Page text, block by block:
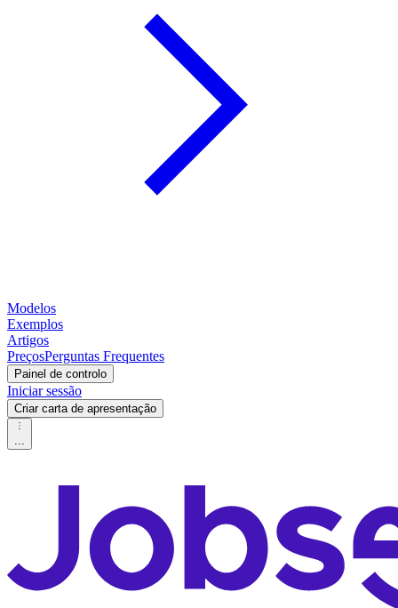
Modelos
Exemplos
Artigos
PreçosPerguntas Frequentes
Painel de controlo
Iniciar sessão
Criar carta de apresentação
...